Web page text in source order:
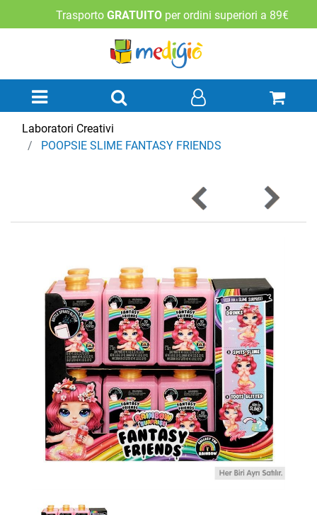
Trasporto GRATUITO per ordini superiori a 89€
Open menu
Laboratori Creativi
POOPSIE SLIME FANTASY FRIENDS